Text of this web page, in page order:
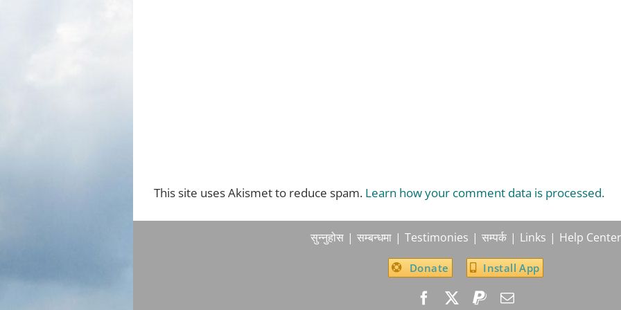
This site uses Akismet to reduce spam. Learn how your comment data is processed.
सुन्नुहोस सम्बन्धमा Testimonies सम्पर्क Links Help Center
Donate Install App